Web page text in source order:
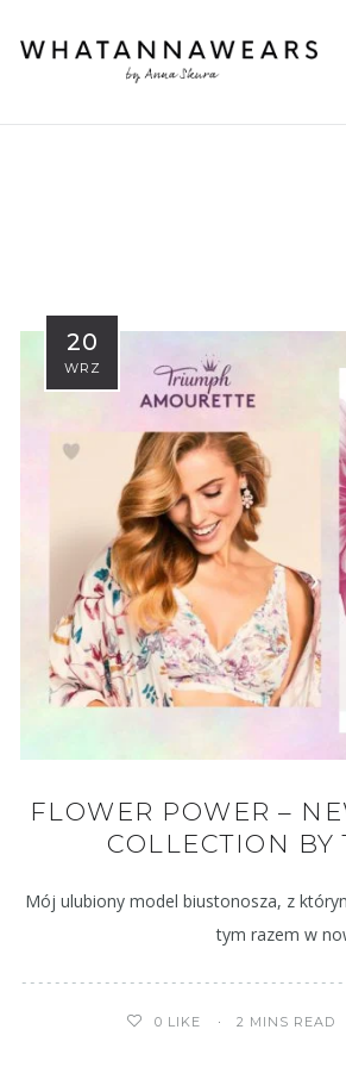
20
WRZ
FLOWER POWER –
COLLECTION BY
Mój ulubiony model biustonosza, z
tym razem w
0 LIKE 2 MINS READ